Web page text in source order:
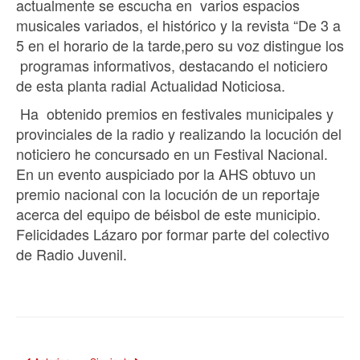
actualmente se escucha en varios espacios
musicales variados, el histórico y la revista “De 3 a
5 en el horario de la tarde,pero su voz distingue los
programas informativos, destacando el noticiero
de esta planta radial Actualidad Noticiosa.
Ha obtenido premios en festivales municipales y
provinciales de la radio y realizando la locución del
noticiero he concursado en un Festival Nacional.
En un evento auspiciado por la AHS obtuvo un
premio nacional con la locución de un reportaje
acerca del equipo de béisbol de este municipio.
Felicidades Lázaro por formar parte del colectivo
de Radio Juvenil.